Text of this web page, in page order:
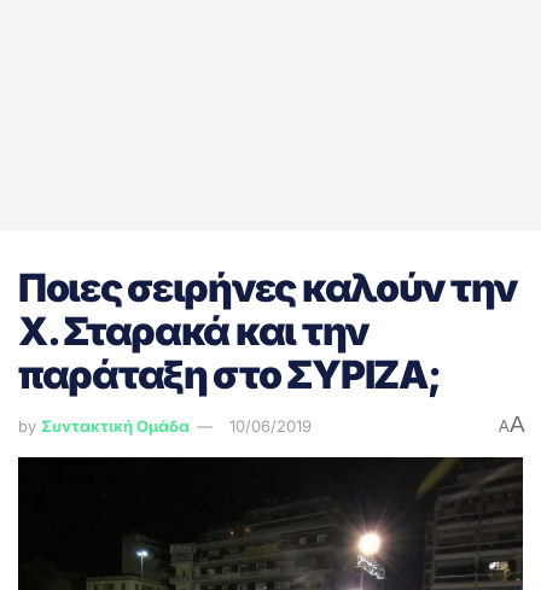
Ποιες σειρήνες καλούν την
Χ. Σταρακά και την
παράταξη στο ΣΥΡΙΖΑ;
by Συντακτική Ομάδα 10/06/2019 AA